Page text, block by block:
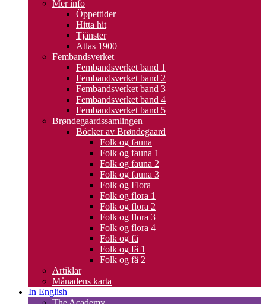
Mer info
Öppettider
Hitta hit
Tjänster
Atlas 1900
Fembandsverket
Fembandsverket band 1
Fembandsverket band 2
Fembandsverket band 3
Fembandsverket band 4
Fembandsverket band 5
Brøndegaardssamlingen
Böcker av Brøndegaard
Folk og fauna
Folk og fauna 1
Folk og fauna 2
Folk og fauna 3
Folk og Flora
Folk og flora 1
Folk og flora 2
Folk og flora 3
Folk og flora 4
Folk og fä
Folk og fä 1
Folk og fä 2
Artiklar
Månadens karta
In English